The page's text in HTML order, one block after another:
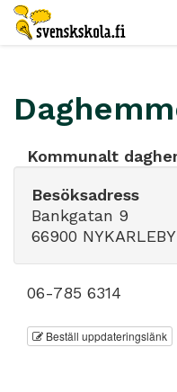
Kommunalt
Besöksadress
Bankgatan 9
66900 NYKARLEBY
06-785 6314
Beställ uppdateringslänk